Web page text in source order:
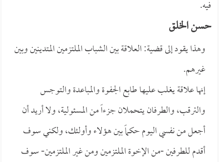
فيه.
حسن الخلق
وهذا يقود إلى قضية: العلاقة بين الشباب الملتزمين المتدينين وبين
غيرهم.
إنها علاقة يغلب عليها طابع الجفوة والمباعدة والتوجس
والترقب، والطرفان يتحملان جزءاً من المسئولية، ولا أريد أن
أجعل من نفسي اليوم حكماً بين هؤلاء وأولئك، ولكني سوف
أقدم للطرفين -من الإخوة الملتزمين ومن غير الملتزمين- سوف